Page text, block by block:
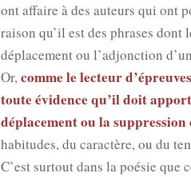
ont affaire à des auteurs qui ont
rai­son qu’il est des phrases dont
dépla­ce­ment ou l’adjonction
Or,comme le lec­teur
toute évi­dence qu’il doit
dépla­ce­ment ou la
habi­tudes, du carac­tère, ou du
C’est sur­tout dans la poé­sie que